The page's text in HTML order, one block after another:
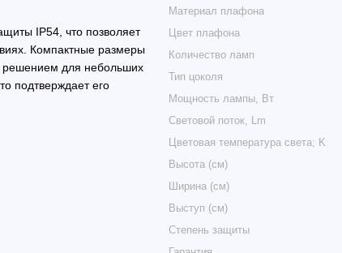
IP54, что позволяет
Компактные размеры
решением для небольших
подтверждает его
Материал плафона
Цвет плафона
Количество ламп
Тип цоколя
Мощность лампы, Вт
Световой поток, Lm
Цветовая температура света; K
Высота (см)
Ширина (см)
Выступ (см)
Cтепень защиты